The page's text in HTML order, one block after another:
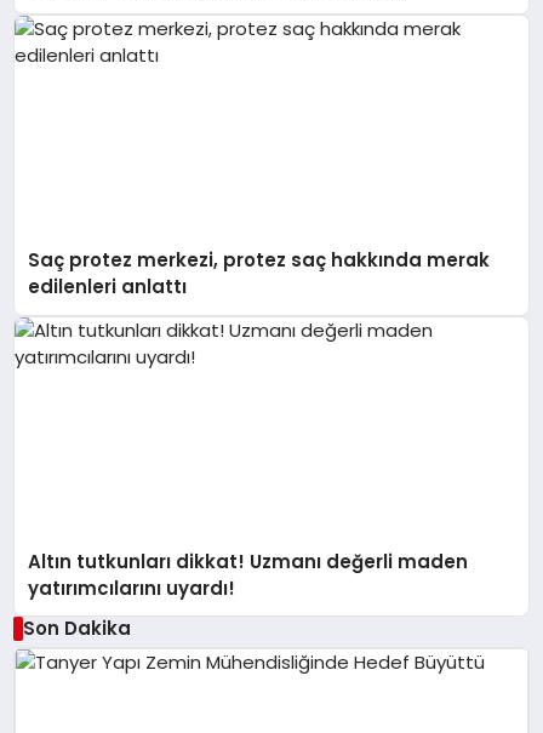
Saç protez merkezi, protez saç hakkında merak
edilenleri anlattı
Altın tutkunları dikkat! Uzmanı değerli maden
yatırımcılarını uyardı!
Son Dakika